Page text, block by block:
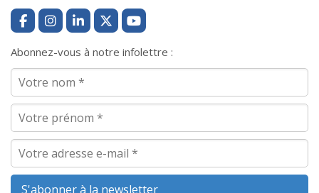
Abonnez-vous à notre infolettre :